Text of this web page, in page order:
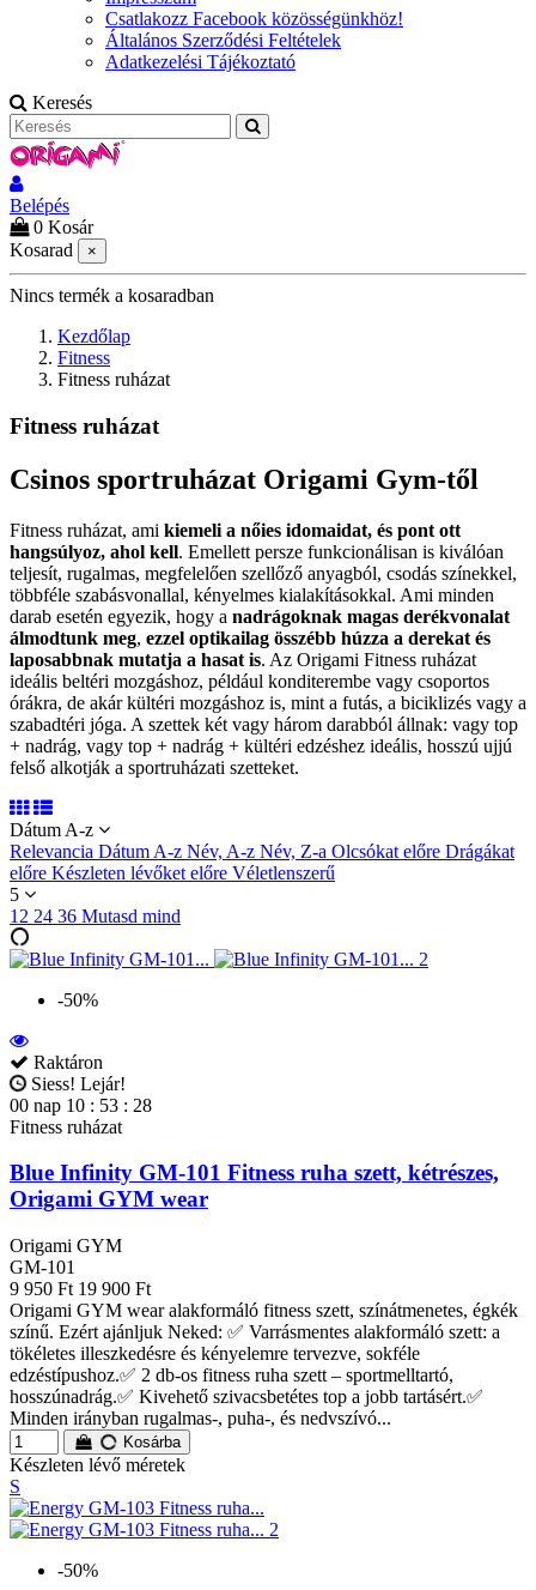
Csatlakozz Facebook közösségünkhöz!
Általános Szerződési Feltételek
Adatkezelési Tájékoztató
Keresés
Belépés
0 Kosár
Kosarad
×
Nincs termék a kosaradban
Kezdőlap
Fitness
Fitness ruházat
Fitness ruházat
Csinos sportruházat Origami Gym-től
Fitness ruházat, ami kiemeli a nőies idomaidat, és pont ott
hangsúlyoz, ahol kell. Emellett persze funkcionálisan is kiválóan
teljesít, rugalmas, megfelelően szellőző anyagból, csodás színekkel,
többféle szabásvonallal, kényelmes kialakításokkal. Ami minden
darab esetén egyezik, hogy a nadrágoknak magas derékvonalat
álmodtunk meg, ezzel optikailag összébb húzza a derekat és
laposabbnak mutatja a hasat is. Az Origami Fitness ruházat
ideális beltéri mozgáshoz, például konditerembe vagy csoportos
órákra, de akár kültéri mozgáshoz is, mint a futás, a biciklizés vagy a
szabadtéri jóga. A szettek két vagy három darabból állnak: vagy top
+ nadrág, vagy top + nadrág + kültéri edzéshez ideális, hosszú ujjú
felső alkotják a sportruházati szetteket.
Dátum A-z
Relevancia Dátum A-z Név, A-z Név, Z-a Olcsókat előre Drágákat
előre Készleten lévőket előre Véletlenszerű
5
12 24 36 Mutasd mind
-50%
Raktáron
Siess! Lejár!
00 nap 10 : 53 : 27
Fitness ruházat
Blue Infinity GM-101 Fitness ruha szett, kétrészes,
Origami GYM wear
Origami GYM
GM-101
9 950 Ft 19 900 Ft
Origami GYM wear alakformáló fitness szett, színátmenetes, égkék
színű. Ezért ajánljuk Neked: ✅ Varrásmentes alakformáló szett: a
tökéletes illeszkedésre és kényelemre tervezve, sokféle
edzéstípushoz.✅ 2 db-os fitness ruha szett – sportmelltartó,
hosszúnadrág.✅ Kivehető szivacsbetétes top a jobb tartásért.✅
Minden irányban rugalmas-, puha-, és nedvszívó...
Kosárba
Készleten lévő méretek
S
-50%